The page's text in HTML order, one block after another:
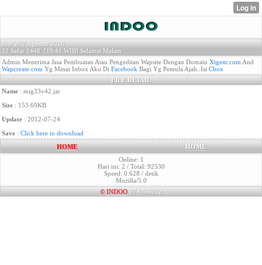
Jum'at, 7 Agustus 2026
22 Safar 1448 [19:41 WIB] Selamat Malam
Admin Menerima Jasa Pembuatan Atau Pengeditan Wapsite Dengan Domain Xtgem.com And
Wapcreate.com Yg Minat Inbox Aku Di Facebook Bagi Yg Pemula Ajah..Isi Cbox
FILE DETAIL
Name : mig33v42.jar
Size : 153.69KB
Update : 2012-07-24
Save : Click here to download
HOME
HOME
Online: 1
Hari ini: 2 / Total: 92530
Speed: 0.628 / detik
Mozilla/5.0
© INDOO 07-06-2012